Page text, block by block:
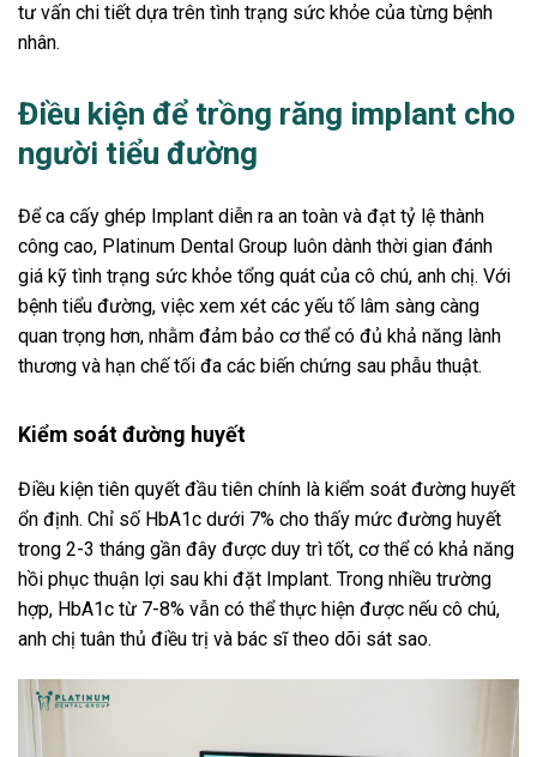
tư vấn chi tiết dựa trên tình trạng sức khỏe của từng bệnh
nhân.
Điều kiện để trồng răng implant cho
người tiểu đường
Để ca cấy ghép Implant diễn ra an toàn và đạt tỷ lệ thành
công cao, Platinum Dental Group luôn dành thời gian đánh
giá kỹ tình trạng sức khỏe tổng quát của cô chú, anh chị. Với
bệnh tiểu đường, việc xem xét các yếu tố lâm sàng càng
quan trọng hơn, nhằm đảm bảo cơ thể có đủ khả năng lành
thương và hạn chế tối đa các biến chứng sau phẫu thuật.
Kiểm soát đường huyết
Điều kiện tiên quyết đầu tiên chính là kiểm soát đường huyết
ổn định. Chỉ số HbA1c dưới 7% cho thấy mức đường huyết
trong 2-3 tháng gần đây được duy trì tốt, cơ thể có khả năng
hồi phục thuận lợi sau khi đặt Implant. Trong nhiều trường
hợp, HbA1c từ 7-8% vẫn có thể thực hiện được nếu cô chú,
anh chị tuân thủ điều trị và bác sĩ theo dõi sát sao.